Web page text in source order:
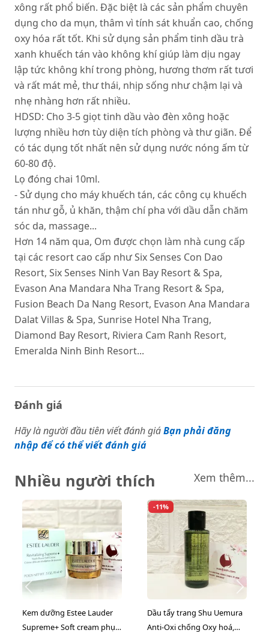
xông rất phổ biến. Đặc biệt là các sản phẩm chuyên
dụng cho da mụn, thâm vì tính sát khuẩn cao, chống
oxy hóa rất tốt. Khi sử dụng sản phẩm tinh dầu trà
xanh khuếch tán vào không khí giúp làm dịu ngay
lập tức không khí trong phòng, hương thơm rất tươi
và rất mát mẻ, thư thái, nhịp sống như chậm lại và
nhẹ nhàng hơn rất nhiều.
HDSD: Cho 3-5 giọt tinh dầu vào đèn xông hoặc
lượng nhiều hơn tùy diện tích phòng và thư giãn. Để
có tác dụng tốt nhất nên sử dụng nước nóng ấm từ
60-80 độ.
Lọ đóng chai 10ml.
- Sử dụng cho máy khuếch tán, các công cụ khuếch
tán như gỗ, ủ khăn, thậm chí pha với dầu dẫn chăm
sóc da, massage...
Hơn 14 năm qua, Om được chọn làm nhà cung cấp
tại các resort cao cấp như Six Senses Con Dao
Resort, Six Senses Ninh Van Bay Resort & Spa,
Evason Ana Mandara Nha Trang Resort & Spa,
Fusion Beach Da Nang Resort, Evason Ana Mandara
Dalat Villas & Spa, Sunrise Hotel Nha Trang,
Diamond Bay Resort, Riviera Cam Ranh Resort,
Emeralda Ninh Binh Resort...
Đánh giá
Hãy là người đầu tiên viết đánh giáBạn phải đăng
nhập để có thể viết đánh giá
Nhiều người thích Xem thêm...
Kem dưỡng Estee Lauder
Supreme+ Soft cream phục
-11%
Dầu tẩy trang Shu Uemura
Anti-Oxi chống Oxy hoá,